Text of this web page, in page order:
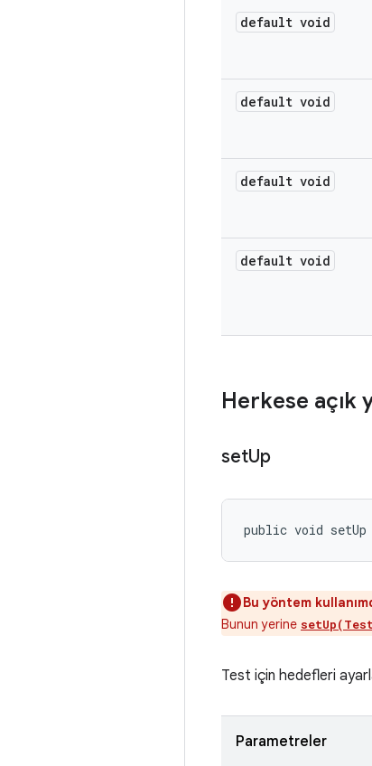
default void
default void
default void
default void
Herkese açık
setUp
public void
Bu yöntem
Bunun yerine
Test için hedefleri
Parametreler